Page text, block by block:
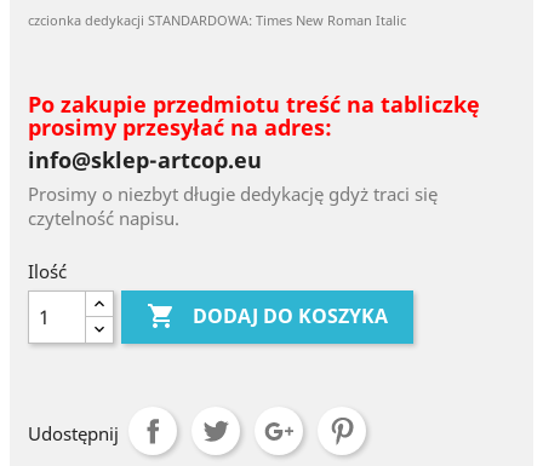
czcionka dedykacji STANDARDOWA: Times New Roman Italic
Po zakupie przedmiotu treść na tabliczkę
prosimy przesyłać na adres:
info@sklep-artcop.eu
Prosimy o niezbyt długie dedykację gdyż traci się
czytelność napisu.
Ilość
 DODAJ DO KOSZYKA
Udostępnij